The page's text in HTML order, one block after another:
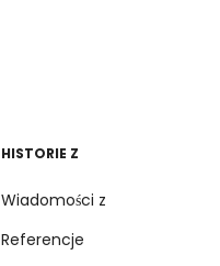
HISTORIE Z
Wiadomości z
Referencje